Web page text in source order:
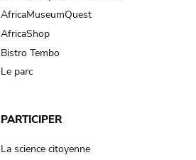
AfricaMuseumQuest
AfricaShop
Bistro Tembo
Le parc
PARTICIPER
La science citoyenne